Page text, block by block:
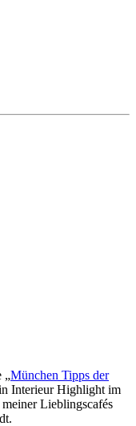
„München Tipps der
Interieur Highlight im
Lieblingscafés